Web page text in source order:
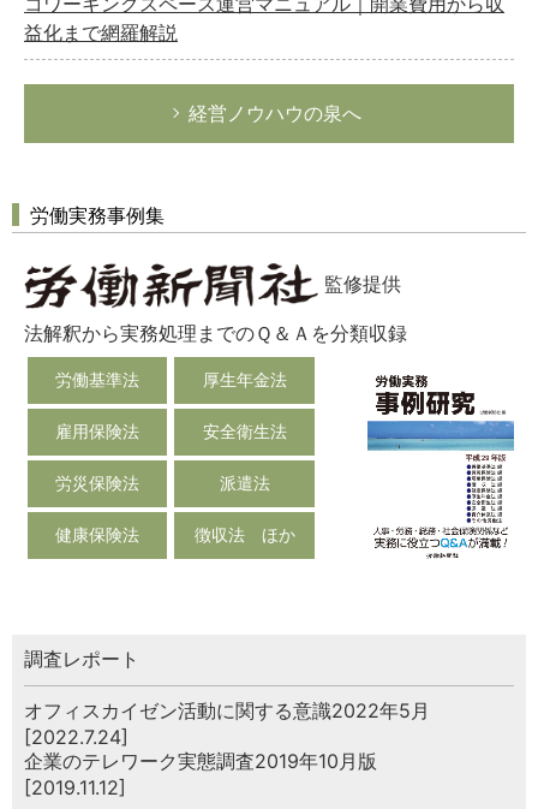
益化まで網羅解説
経営ノウハウの泉へ
労働実務事例集
監修提供
法解釈から実務処理までのＱ＆Ａを分類収録
労働基準法 厚生年金法
雇用保険法 安全衛生法
労災保険法 派遣法
健康保険法 徴収法 ほか
調査レポート
オフィスカイゼン活動に関する意識2022年5月
[2022.7.24]
企業のテレワーク実態調査2019年10月版
[2019.11.12]